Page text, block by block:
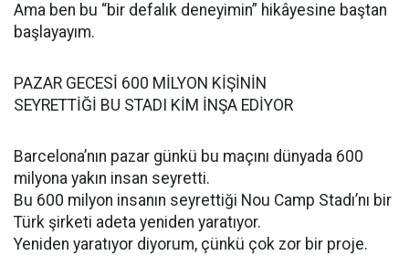
Ama ben bu “bir defalık deneyimin” hikâyesine baştan
başlayayım.
PAZAR GECESİ 600 MİLYON KİŞİNİN
SEYRETTİĞİ BU STADI KİM İNŞA EDİYOR
Barcelona’nın pazar günkü bu maçını dünyada 600
milyona yakın insan seyretti.
Bu 600 milyon insanın seyrettiği Nou Camp Stadı’nı bir
Türk şirketi adeta yeniden yaratıyor.
Yeniden yaratıyor diyorum, çünkü çok zor bir proje.